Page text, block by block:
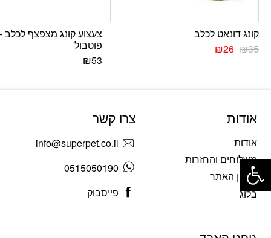
קונג דונאט לכלב
₪35
₪26
צעצוע קונג מצפצף לכלב
פוטבול
₪53
אודות
אודות
משלוחים והחזרות
תקנון האתר
בלוג
צרו קשר
info@superpet.co.il
0515050190
פייסבוק
פתח סרגל נגישות